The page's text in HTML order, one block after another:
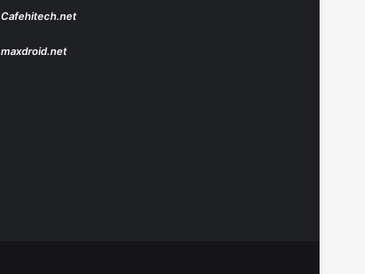
Cafehitech.net
maxdroid.net